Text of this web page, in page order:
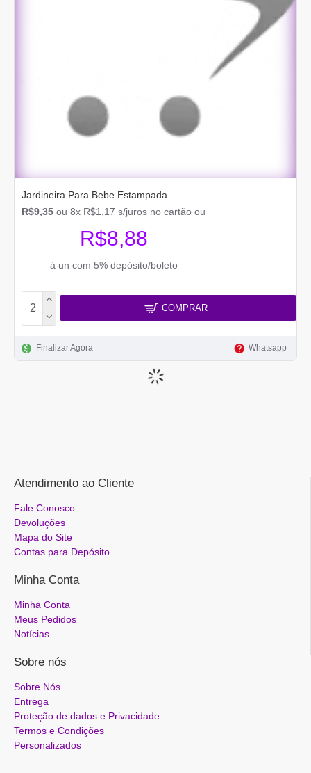
Jardineira Para Bebe Estampada
R$9,35 ou 8x R$1,17 s/juros no cartão ou
R$8,88
à un com 5% depósito/boleto
COMPRAR
Finalizar Agora Whatsapp
Atendimento ao Cliente
Fale Conosco
Devoluções
Mapa do Site
Contas para Depósito
Minha Conta
Minha Conta
Meus Pedidos
Notícias
Sobre nós
Sobre Nós
Entrega
Proteção de dados e Privacidade
Termos e Condições
Personalizados